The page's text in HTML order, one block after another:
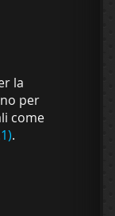
la
per
come
.